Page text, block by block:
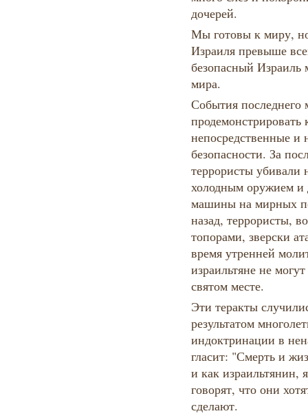
дочерей.
Мы готовы к миру,
Израиля превыше
безопасный Израиль
мира.
События
непосредственные и
безопасности. За
террористы убивали
холодным оружием и
машины на мирных
назад, террористы,
топорами, зверски
время утренней
израильтяне не
святом месте.
Эти теракты
результатом
индоктринации в
гласит: "Смерть и
и как израильтянин,
говорят, что они
сделают.